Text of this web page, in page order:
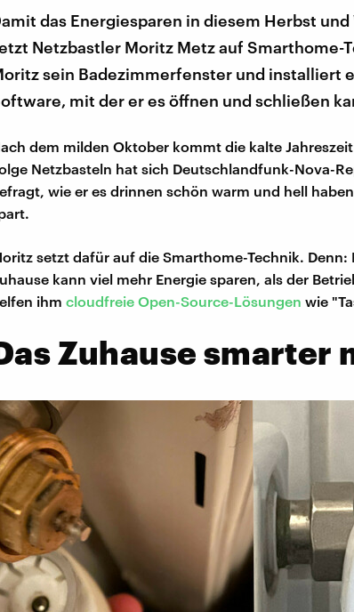
das Energiesparen in diesem Herbst
Netzbastler Moritz Metz auf Smarthome-
sein Badezimmerfenster und installiert
mit der er es öffnen und schließen
dem milden Oktober kommt die kalte
Netzbasteln hat sich Deutschlandfunk-Nova-
wie er es drinnen schön warm und hell
setzt dafür auf die Smarthome-Technik.
kann viel mehr Energie sparen, als der
ihm cloudfreie Open-Source-Lösungen wie
Zuhause smarter